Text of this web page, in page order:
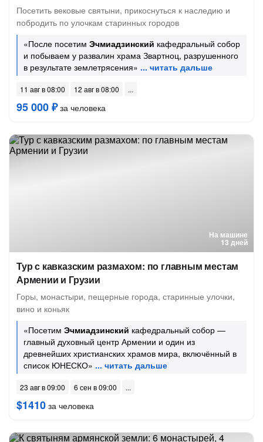
Посетить вековые святыни, прикоснуться к наследию и
побродить по улочкам старинных городов
«После посетим Эчмиадзинский кафедральный собор
и побываем у развалин храма Звартноц, разрушенного
в результате землетрясения»
11 авг в 08:00 12 авг в 08:00
95 000 ₽за человека
На машине
13 дней
Тур с кавказским размахом: по главным местам
Армении и Грузии
Горы, монастыри, пещерные города, старинные улочки,
вино и коньяк
«Посетим Эчмиадзинский кафедральный собор —
главный духовный центр Армении и один из
древнейших христианских храмов мира, включённый в
список ЮНЕСКО»
23 авг в 09:00 6 сен в 09:00
$1410 за человека